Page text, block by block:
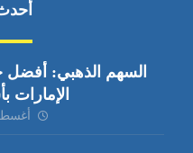
السهم الذهبي:
الإمارات
أغسطس